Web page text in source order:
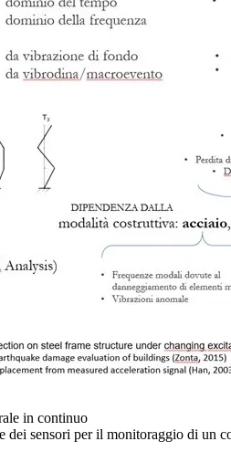
dei sensori per il monitoraggio di un